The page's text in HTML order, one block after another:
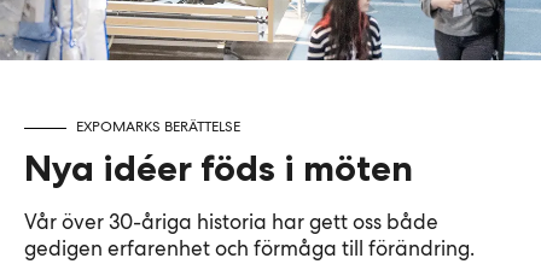
EXPOMARKS BERÄTTELSE
Nya idéer föds i möten
Vår över 30-åriga historia har gett oss både
gedigen erfarenhet och förmåga till förändring.